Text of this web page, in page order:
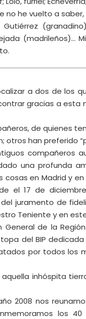
he vuelto a
(madrileños)…
a dos de los
gracias a
de quienes
otros han preferido
compañeros
una profunda
en Madrid y
el 17 de
juramento de
Teniente y en
de la
del BIP
por todos los
inhóspita
2008 nos
los 40